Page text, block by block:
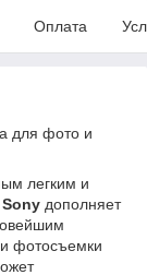
Оплата
для фото и
легким и
Sony дополняет
фотосъемки